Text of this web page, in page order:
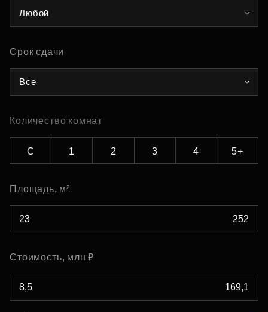
Любой
Срок сдачи
Все
Количество комнат
С 1 2 3 4 5+
Площадь, м²
Стоимость, млн ₽